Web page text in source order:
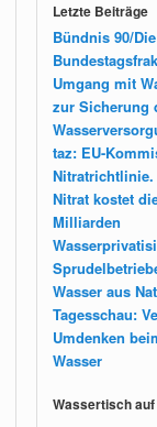
Letzte Beiträge
Bündnis 90/
Umgang mit
zur Sicherung
taz: EU-
Nitrat kostet
Milliarden
Wasser aus
Tagesschau:
Umdenken
Wasser
Wassertisch